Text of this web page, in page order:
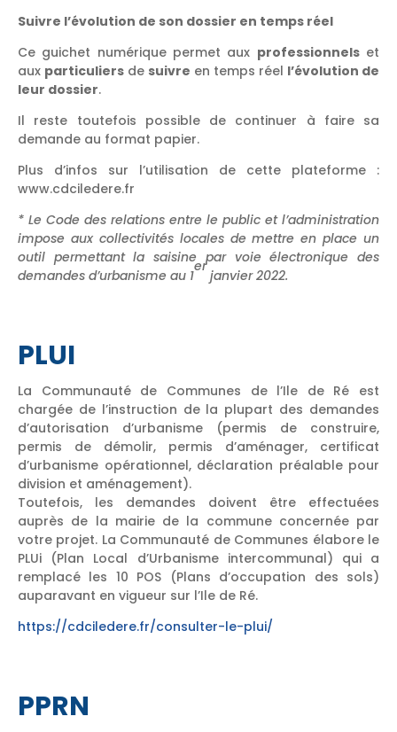
Suivre l’évolution de son dossier en temps réel
Ce guichet numérique permet aux professionnelset
aux particuliers de suivre en temps réel l’évolution de
leur dossier.
Il reste toutefois possible de continuer à faire sa
demande au format papier.
Plus d’infos sur l’utilisation de cette plateforme :
www.cdciledere.fr
* Le Code des relations entre le public et l’administration
impose aux collectivités locales de mettre en place un
outil permettant la saisine par voie électronique des
demandes d’urbanisme au 1
er
janvier 2022.
PLUI
La Communauté de Communes de l’Ile de Ré est
chargée de l’instruction de la plupart des demandes
d’autorisation d’urbanisme (permis de construire,
permis de démolir, permis d’aménager, certificat
d’urbanisme opérationnel, déclaration préalable pour
division et aménagement).
Toutefois, les demandes doivent être effectuées
auprès de la mairie de la commune concernée par
votre projet. La Communauté de Communes élabore le
PLUi (Plan Local d’Urbanisme intercommunal) qui a
remplacé les 10 POS (Plans d’occupation des sols)
auparavant en vigueur sur l’Ile de Ré.
https://cdciledere.fr/consulter-le-plui/
PPRN